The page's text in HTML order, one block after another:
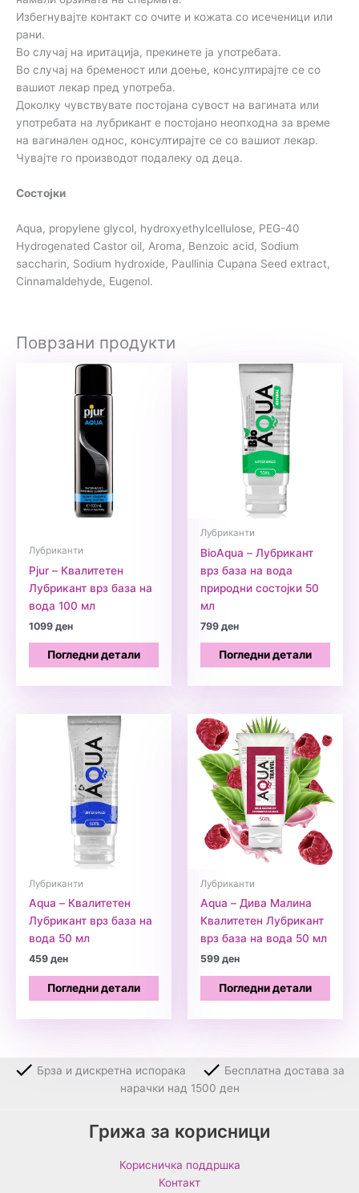
Избегнувајте контакт со очите и кожата со исеченици или
рани.
Во случај на иритација, прекинете ја употребата.
Во случај на бременост или доење, консултирајте се со
вашиот лекар пред употреба.
Доколку чувствувате постојана сувост на вагината или
употребата на лубрикант е постојано неопходна за време
на вагинален однос, консултирајте се со вашиот лекар.
Чувајте го производот подалеку од деца.
Состојки
Aqua, propylene glycol, hydroxyethylcellulose, PEG-40
Hydrogenated Castor oil, Aroma, Benzoic acid, Sodium
saccharin, Sodium hydroxide, Paullinia Cupana Seed extract,
Cinnamaldehyde, Eugenol.
Поврзани продукти
Лубриканти
Pjur – Квалитетен
Лубрикант врз база на
вода 100 мл
1099ден
Погледни детали
Лубриканти
BioAqua – Лубрикант
врз база на вода
природни состојки 50
мл
799ден
Погледни детали
Лубриканти
Aqua – Квалитетен
Лубрикант врз база на
вода 50 мл
459ден
Погледни детали
Лубриканти
Aqua – Дива Малина
Квалитетен Лубрикант
врз база на вода 50 мл
599ден
Погледни детали
Брза и дискретна испорака
Бесплатна достава за
нарачки над 1500 ден
Грижа за корисници
Корисничка поддршка
Контакт